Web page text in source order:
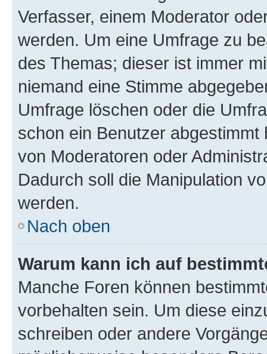
Verfasser, einem Moderator
werden. Um eine Umfrage zu
des Themas; dieser ist immer
niemand eine Stimme
Umfrage löschen oder die
schon ein Benutzer
von Moderatoren oder
Dadurch soll die Manipulation
werden.
Nach oben
Warum kann ich auf
Manche Foren können
vorbehalten sein. Um diese
schreiben oder andere